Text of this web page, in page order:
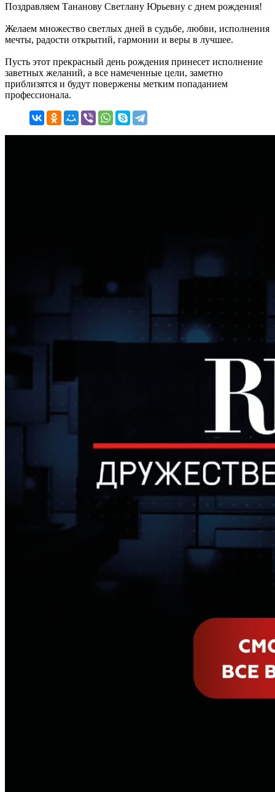
Поздравляем Тананову Светлану Юрьевну с днем рождения!
Желаем множество светлых дней в судьбе, любви, исполнения
мечты, радости открытий, гармонии и веры в лучшее.
Пусть этот прекрасный день рождения принесет исполнение
заветных желаний, а все намеченные цели, заметно
приблизятся и будут повержены метким попаданием
профессионала.